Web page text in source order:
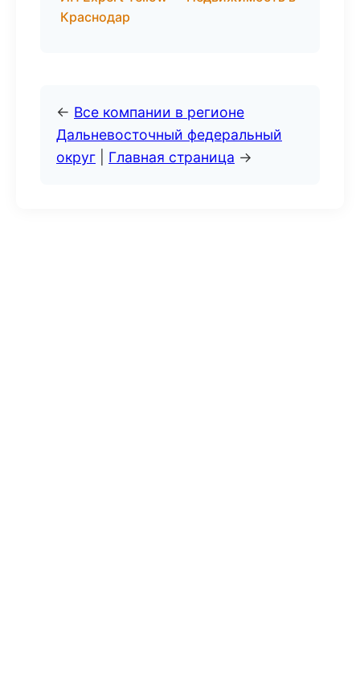
Краснодар
← Все компании в регионе
Дальневосточный федеральный
округ
Главная страница →